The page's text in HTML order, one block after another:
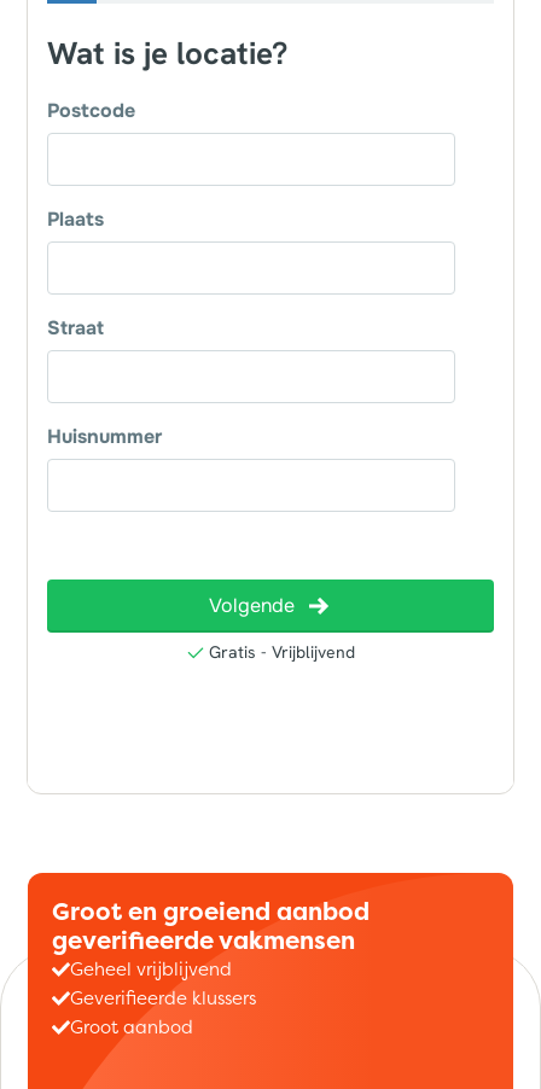
Groot en groeiend aanbod
geverifieerde vakmensen
Geheel vrijblijvend
Geverifieerde klussers
Groot aanbod